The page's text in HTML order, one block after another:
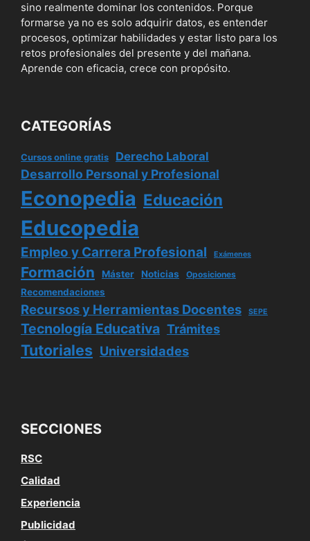
sino realmente dominar los contenidos. Porque
formarse ya no es solo adquirir datos, es entender
procesos, optimizar habilidades y estar listo para los
retos profesionales del presente y del mañana.
Aprende con eficacia, crece con propósito.
CATEGORÍAS
Cursos online gratis Derecho Laboral
Desarrollo Personal y Profesional
Econopedia Educación
Educopedia
Empleo y Carrera Profesional Exámenes
Formación Máster Noticias Oposiciones
Recomendaciones
Recursos y Herramientas Docentes SEPE
Tecnología Educativa Trámites
Tutoriales Universidades
SECCIONES
RSC
Calidad
Experiencia
Publicidad